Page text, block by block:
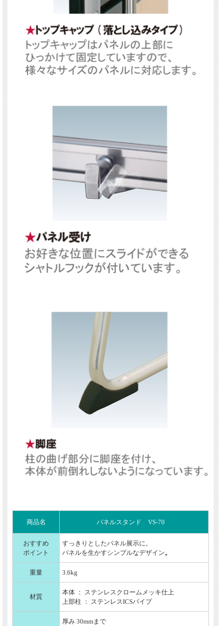
商品名 パネルスタンド VS-70
おすすめ
ポイント
すっきりとしたパネル展示に。
パネルを生かすシンプルなデザイン。
重量 3.6kg
材質
本体 ： ステンレスクロームメッキ仕上
上部柱 ： ステンレスICSパイプ
厚み 30mmまで